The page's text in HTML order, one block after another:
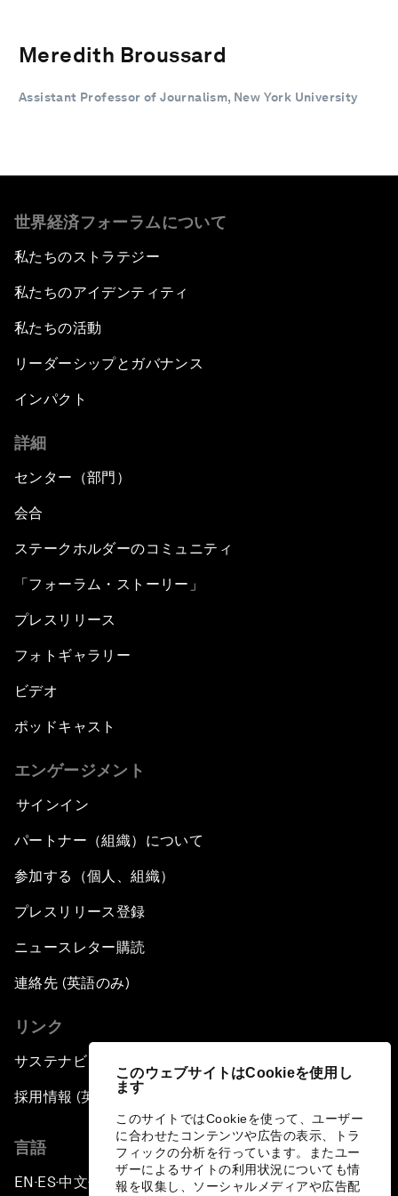
このウェブサイトはCookieを使用し
ます
このサイトではCookieを使って、ユーザー
に合わせたコンテンツや広告の表示、トラ
フィックの分析を行っています。またユー
ザーによるサイトの利用状況についても情
報を収集し、ソーシャルメディアや広告配
Meredith Broussard
Assistant Professor of Journalism, New York University
世界経済フォーラムについて
私たちのストラテジー
私たちのアイデンティティ
私たちの活動
リーダーシップとガバナンス
インパクト
詳細
センター（部門）
会合
ステークホルダーのコミュニティ
「フォーラム・ストーリー」
プレスリリース
フォトギャラリー
ビデオ
ポッドキャスト
エンゲージメント
サインイン
パートナー（組織）について
参加する（個人、組織）
プレスリリース登録
ニュースレター購読
連絡先 (英語のみ)
リンク
サステナビリティへの取り組み
採用情報 (英語のみ)
言語
EN ▪ES▪中文▪ 日本語